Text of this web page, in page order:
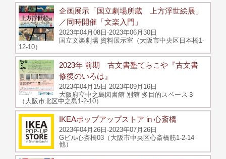
企画展示「国立劇場所蔵 上方浮世絵展」
／同時開催「文楽入門」
2023年04月08日-2023年06月30日
国立文楽劇場 資料展示室（大阪市中央区日本橋1-
12-10）
2023年 前期 古文書塾てらこや『古文書
修復のいろは』
2023年04月15日-2023年09月16日
大阪府立中之島図書館 別館 多目的スペース３
（大阪市北区中之島1-2-10）
IKEAポップアップストア in 心斎橋
2023年04月26日-2023年07月26日
Gビル心斎橋03（大阪市中央区心斎橋筋1-2-14
他）